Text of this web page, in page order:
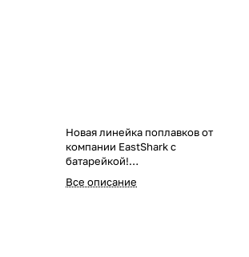
Новая линейка поплавков от
компании EastShark с
батарейкой!
Светонакопительная антенка
поплавка имеет подсветку за
Все описание